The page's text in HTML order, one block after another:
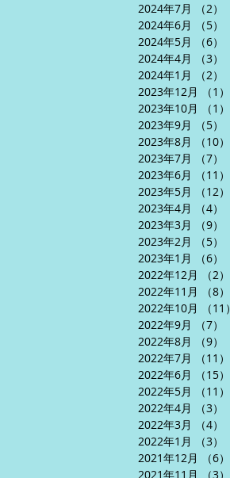
2024年7月
（2）
2024年6月
（5）
2024年5月
（6）
2024年4月
（3）
2024年1月
（2）
2023年12月
（1）
2023年10月
（1）
2023年9月
（5）
2023年8月
（10）
2023年7月
（7）
2023年6月
（11）
2023年5月
（12）
2023年4月
（4）
2023年3月
（9）
2023年2月
（5）
2023年1月
（6）
2022年12月
（2）
2022年11月
（8）
2022年10月
（11）
2022年9月
（7）
2022年8月
（9）
2022年7月
（11）
2022年6月
（15）
2022年5月
（11）
2022年4月
（3）
2022年3月
（4）
2022年1月
（3）
2021年12月
（6）
2021年11月
（3）